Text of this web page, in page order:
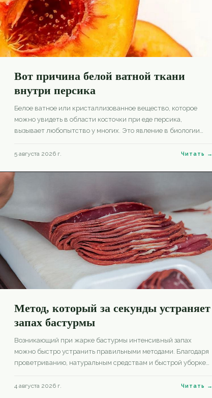
Вот причина белой ватной ткани
внутри персика
Белое ватное или кристаллизованное вещество, которое
можно увидеть в области косточки при еде персика,
вызывает любопытство у многих. Это явление в биологии
за разделения косточки на две части в период быстрого роста
5 августа 2026 г. Читать →
Метод, который за секунды устраняет
запах бастурмы
Возникающий при жарке бастурмы интенсивный запах
можно быстро устранить правильными методами. Благодаря
проветриванию, натуральным средствам и быстрой уборке
4 августа 2026 г. Читать →